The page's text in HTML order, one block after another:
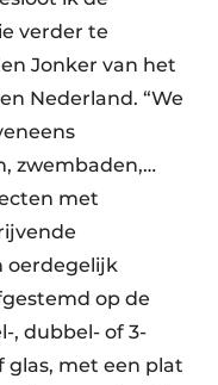
verder te
Jonker van het
Nederland. “We
zwembaden,…
met
oerdegelijk
op de
, dubbel- of 3-
glas, met een plat